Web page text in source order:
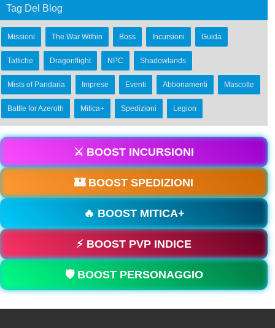
Tag Del Blog
Missioni The War Within Boss Incursioni Guida
Tattiche Dragonflight NPC Shadowlands
Mists of Pandaria Imprese Eventi Abbonamenti Mascotte
Battle for Azeroth Mitica+ Spedizioni Legion
⚔️ BOOST INCURSIONI
🏰 BOOST SPEDIZIONI
🔥 BOOST MITICA+
⚡ BOOST PVP INDICE
🛡️ BOOST PERSONAGGIO